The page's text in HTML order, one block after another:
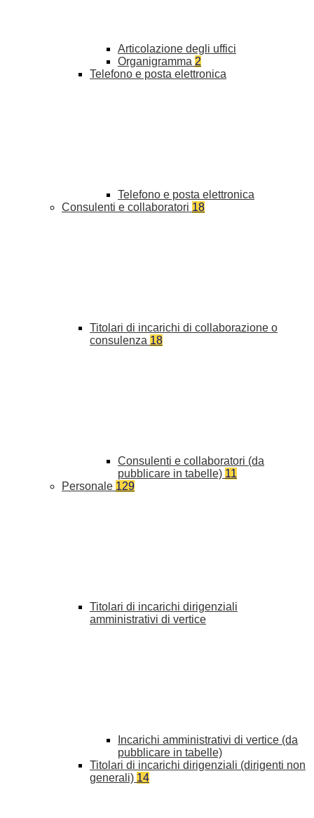
Articolazione degli uffici
Organigramma 2
Telefono e posta elettronica
Telefono e posta elettronica
Consulenti e collaboratori 18
Titolari di incarichi di collaborazione o
consulenza 18
Consulenti e collaboratori (da
pubblicare in tabelle) 11
Personale 129
Titolari di incarichi dirigenziali
amministrativi di vertice
Incarichi amministrativi di vertice (da
pubblicare in tabelle)
Titolari di incarichi dirigenziali (dirigenti non
generali) 14